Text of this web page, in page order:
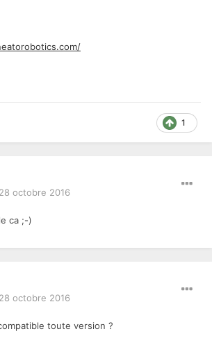
1
octobre 2016
ca ;-)
octobre 2016
toute version ?